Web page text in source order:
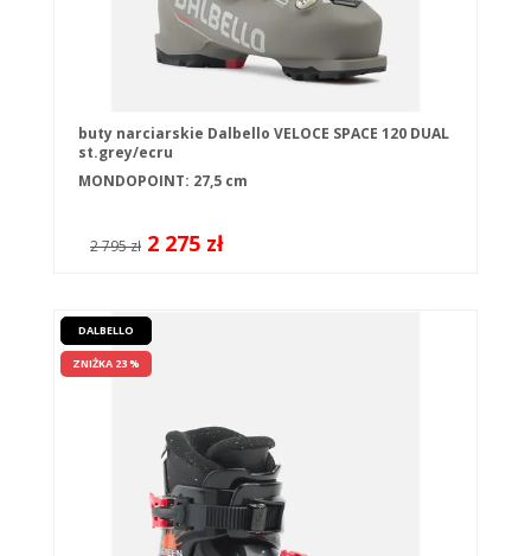
buty narciarskie Dalbello VELOCE SPACE 120 DUAL
st.grey/ecru
MONDOPOINT: 27,5 cm
2 795 zł 2 275 zł
DALBELLO
ZNIŻKA 23 %